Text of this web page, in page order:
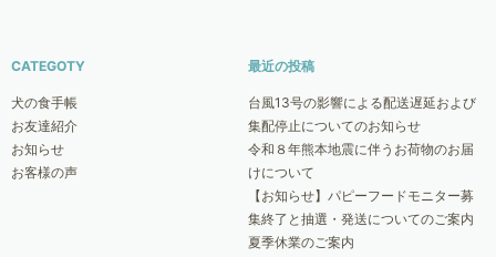
CATEGOTY
犬の食手帳
お友達紹介
お知らせ
お客様の声
最近の投稿
台風13号の影響による配送遅延および
集配停止についてのお知らせ
令和８年熊本地震に伴うお荷物のお届
けについて
【お知らせ】パピーフードモニター募
集終了と抽選・発送についてのご案内
夏季休業のご案内